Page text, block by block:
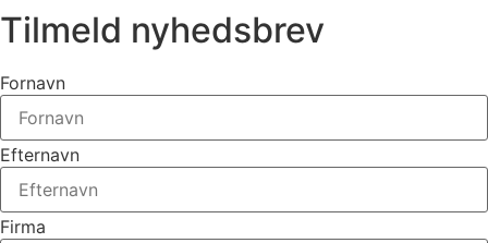
Tilmeld nyhedsbrev
Fornavn
Efternavn
Firma